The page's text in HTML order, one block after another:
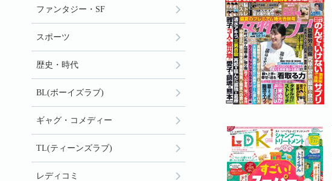
ファンタジー・SF
スポーツ
歴史・時代
BL(ボーイズラブ)
ギャグ・コメディー
TL(ティーンズラブ)
レディコミ